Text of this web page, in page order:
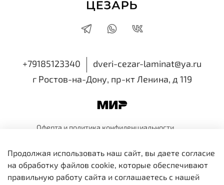
+79185123340
dveri-cezar-laminat@ya.ru
г Ростов-на-Дону, пр-кт Ленина, д 119
Оферта и политика конфиденциальности
ИП Семенова Виктория Николаевна
ИНН 616518514810 ОГРНИП 318819600109991
Продолжая использовать наш сайт, вы даете согласие
на обработку файлов cookie, которые обеспечивают
правильную работу сайта и соглашаетесь с нашей